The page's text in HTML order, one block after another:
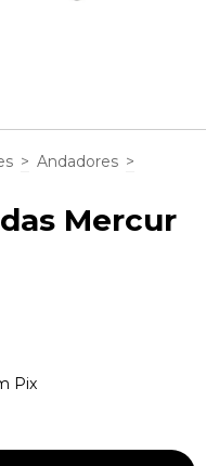
> Andadores >
Mercur
Pix